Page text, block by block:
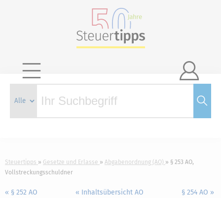

Steuertipps Gesetze und Erlasse Abgabenordnung (AO)
§ 253 AO,
Vollstreckungsschuldner
« § 252 AO
« Inhaltsübersicht AO
§ 254 AO »